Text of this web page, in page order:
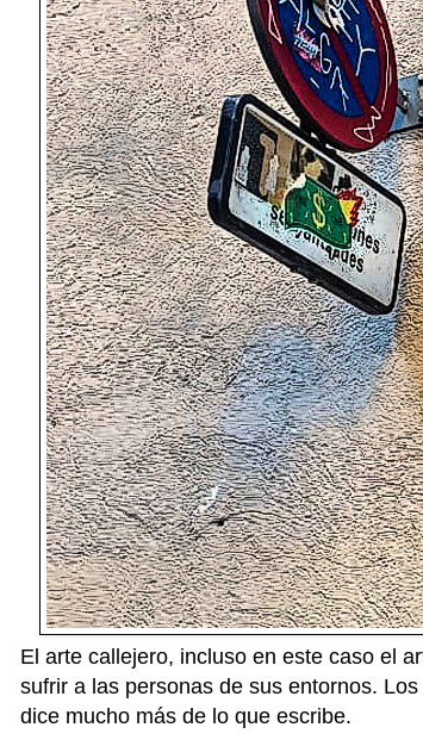
El arte callejero, incluso en este caso el
sufrir a las personas de sus entornos.
dice mucho más de lo que escribe.